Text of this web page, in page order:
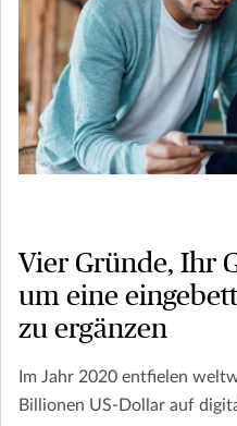
Vier Gründe, Ihr
um eine
zu ergänzen
Im Jahr 2020 entfielen
Billionen US-Dollar auf